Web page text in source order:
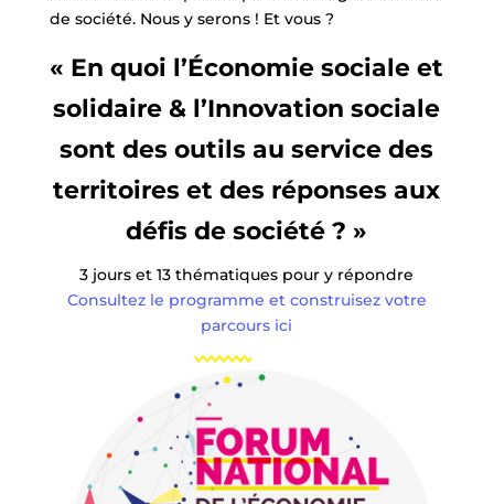
de société. Nous y serons ! Et vous ?
« En quoi l’Économie sociale et
solidaire & l’Innovation sociale
sont des outils au service des
territoires et des réponses aux
défis de société ? »
3 jours et 13 thématiques pour y répondre
Consultez le programme et construisez votre
parcours ici